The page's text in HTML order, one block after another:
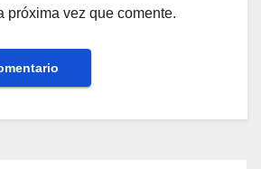
próxima vez que comente.